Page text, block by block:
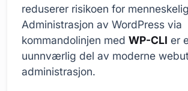
reduserer risikoen for
Administrasjon av WordPress via
kommandolinjen med WP-CLI er
uunnværlig del av moderne
administrasjon.